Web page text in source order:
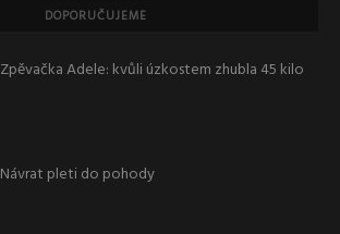
DOPORUČUJEME
Zpěvačka Adele: kvůli úzkostem zhubla 45 kilo
Návrat pleti do pohody